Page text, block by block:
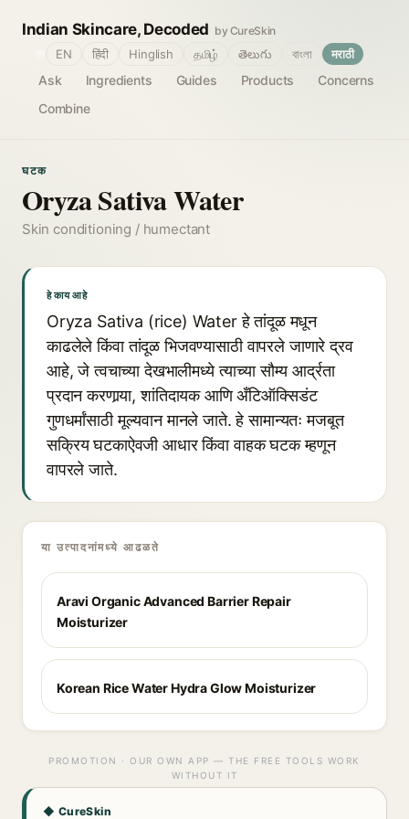
Indian Skincare, Decoded by CureSkin
Ask Ingredients Guides Products
Concerns
Combine
EN हिंदी Hinglish தமிழ் తెలుగు বাংলা मराठी
घटक
Oryza Sativa Water
Skin conditioning / humectant
हे काय आहे
Oryza Sativa (rice) Water हे तांदूळ मधून
काढलेले किंवा तांदूळ भिजवण्यासाठी वापरले जाणारे द्रव
आहे, जे त्वचाच्या देखभालीमध्ये त्याच्या सौम्य आर्द्रता
प्रदान करणार्‍या, शांतिदायक आणि अँटिऑक्सिडंट
गुणधर्मांसाठी मूल्यवान मानले जाते. हे सामान्यतः मजबूत
सक्रिय घटकाऐवजी आधार किंवा वाहक घटक म्हणून
वापरले जाते.
या उत्पादनांमध्ये आढळते
Aravi Organic Advanced Barrier Repair
Moisturizer
Korean Rice Water Hydra Glow Moisturizer
PROMOTION · OUR OWN APP — THE FREE TOOLS WORK
WITHOUT IT
◆ CureSkin